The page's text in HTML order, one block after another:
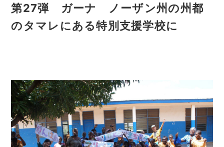
第27弾 ガーナ ノーザン州の州都
のタマレにある特別支援学校に